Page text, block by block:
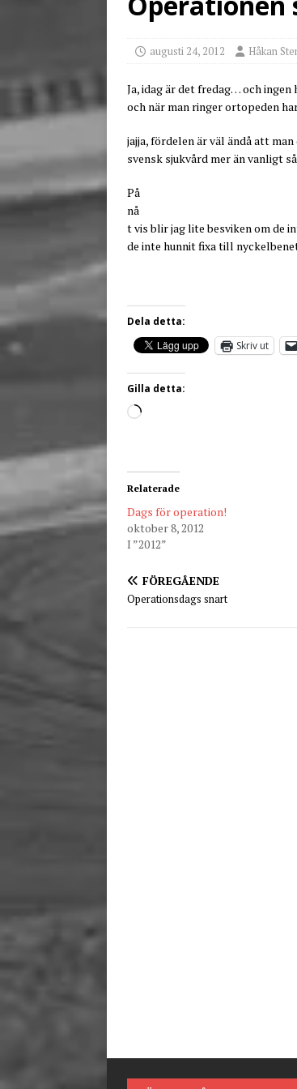
augusti 24, 2012 Håkan
Ja, idag är det fredag… och
och när man ringer ortopeden
jajja, fördelen är väl ändå att
svensk sjukvård mer än vanligt
På
nå
t vis blir jag lite besviken om de
de inte hunnit fixa till
Dela detta:
Skriv ut
Gilla detta:
Relaterade
Dags för operation!
oktober 8, 2012
I ”2012”
FÖREGÅENDE
Operationsdags snart